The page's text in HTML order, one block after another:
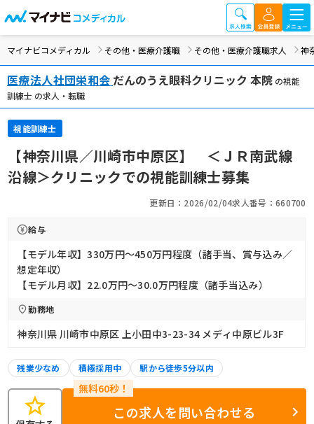
マイナビコメディカル その他・医療介護職 その他・医療介護職求人 神
医療法人社団栄和会 だんのうえ眼科クリニック 本院 の視能
訓練士 の求人・転職
視能訓練士
【神奈川県／川崎市中原区】 ＜ＪＲ南武線
沿線＞クリニックでの視能訓練士募集
更新日：2026/02/04求人番号：660700
給与
【モデル年収】330万円〜450万円程度（諸手当、賞与込み／
想定年収）
【モデル月収】22.0万円〜30.0万円程度（諸手当込み）
勤務地
神奈川県 川崎市中原区 上小田中3-23-34 メディ中原ビル3F
残業少なめ 積極採用中 駅から徒歩5分以内
star この求人を問い合わせる